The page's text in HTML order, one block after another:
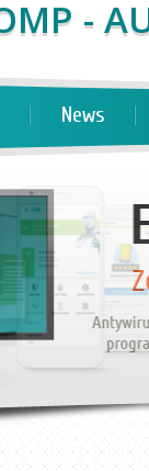
News